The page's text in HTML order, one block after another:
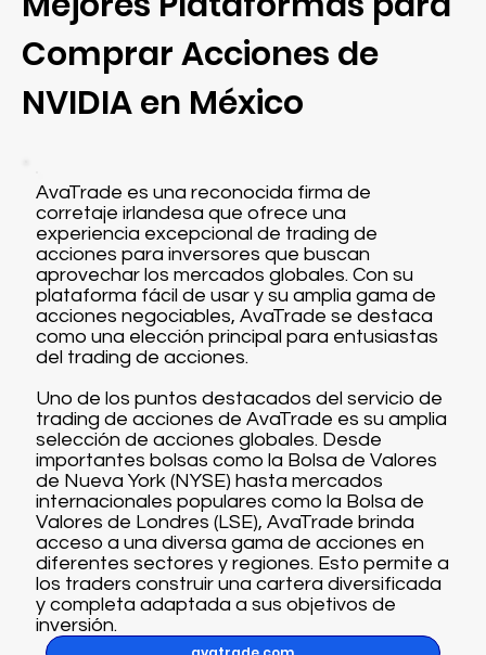
Comprar Acciones de
NVIDIA en México
AvaTrade es una reconocida firma de
corretaje irlandesa que ofrece una
experiencia excepcional de trading de
acciones para inversores que buscan
aprovechar los mercados globales. Con su
plataforma fácil de usar y su amplia gama de
acciones negociables, AvaTrade se destaca
como una elección principal para entusiastas
del trading de acciones.
Uno de los puntos destacados del servicio de
trading de acciones de AvaTrade es su amplia
selección de acciones globales. Desde
importantes bolsas como la Bolsa de Valores
de Nueva York (NYSE) hasta mercados
internacionales populares como la Bolsa de
Valores de Londres (LSE), AvaTrade brinda
acceso a una diversa gama de acciones en
diferentes sectores y regiones. Esto permite a
los traders construir una cartera diversificada
y completa adaptada a sus objetivos de
inversión.